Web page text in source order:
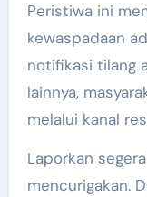
Peristiwa ini
kewaspadaan
notifikasi tilang
lainnya,
melalui kanal
Laporkan
mencurigakan.